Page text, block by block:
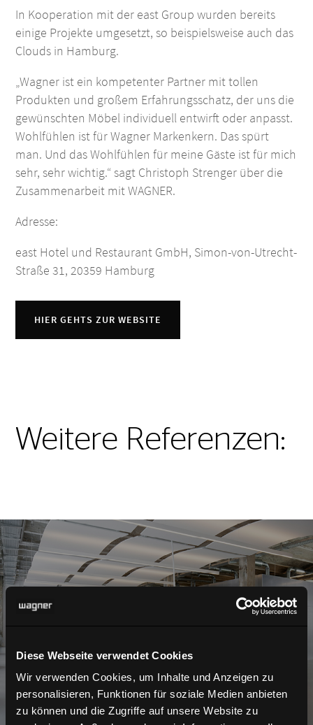
Diese Webseite verwendet Cookies
Wir verwenden Cookies, um Inhalte und Anzeigen zu
personalisieren, Funktionen für soziale Medien anbieten
zu können und die Zugriffe auf unsere Website zu
In Kooperation mit der east Group wurden bereits
einige Projekte umgesetzt, so beispielsweise auch das
Clouds in Hamburg.
„Wagner ist ein kompetenter Partner mit tollen
Produkten und großem Erfahrungsschatz, der uns die
gewünschten Möbel individuell entwirft oder anpasst.
Wohlfühlen ist für Wagner Markenkern. Das spürt
man. Und das Wohlfühlen für meine Gäste ist für mich
sehr, sehr wichtig.“ sagt Christoph Strenger über die
Zusammenarbeit mit WAGNER.
Adresse:
east Hotel und Restaurant GmbH, Simon-von-Utrecht-
Straße 31, 20359 Hamburg
HIER GEHTS ZUR WEBSITE
Weitere Referenzen: